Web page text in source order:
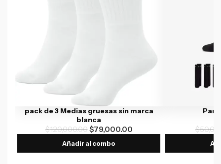
pack de 3 Medias gruesas sin marca
blanca
$120,000.00$79,000.00
Añadir al combo
Par
$